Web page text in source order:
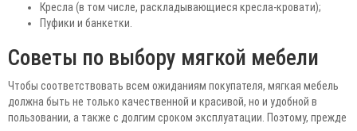
Кресла (в том числе, раскладывающиеся кресла-кровати);
Пуфики и банкетки.
Советы по выбору мягкой мебели
Чтобы соответствовать всем ожиданиям покупателя, мягкая мебель
должна быть не только качественной и красивой, но и удобной в
пользовании, а также с долгим сроком эксплуатации. Поэтому, прежде